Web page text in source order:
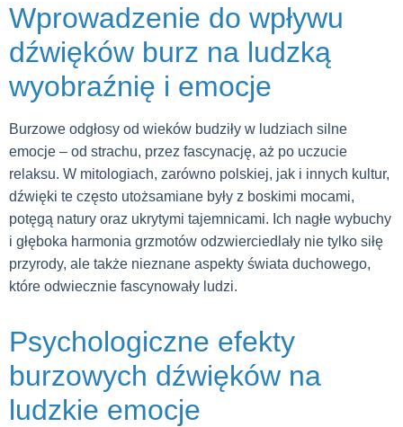
Wprowadzenie do wpływu
dźwięków burz na ludzką
wyobraźnię i emocje
Burzowe odgłosy od wieków budziły w ludziach silne
emocje – od strachu, przez fascynację, aż po uczucie
relaksu. W mitologiach, zarówno polskiej, jak i innych kultur,
dźwięki te często utożsamiane były z boskimi mocami,
potęgą natury oraz ukrytymi tajemnicami. Ich nagłe wybuchy
i głęboka harmonia grzmotów odzwierciedlały nie tylko siłę
przyrody, ale także nieznane aspekty świata duchowego,
które odwiecznie fascynowały ludzi.
Psychologiczne efekty
burzowych dźwięków na
ludzkie emocje